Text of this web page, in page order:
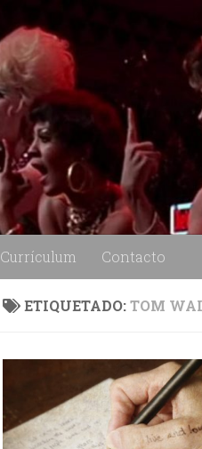
Currículum Contacto
ETIQUETADO:TOM